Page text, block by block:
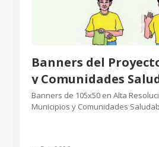
Banners del
y Comunidades
Banners de 105x50 en Alta
Municipios y Comunidades